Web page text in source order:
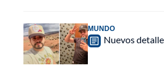
MUNDO
Nuevos